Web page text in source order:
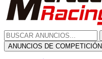
ANUNCIOS DE COMPETICIÓN